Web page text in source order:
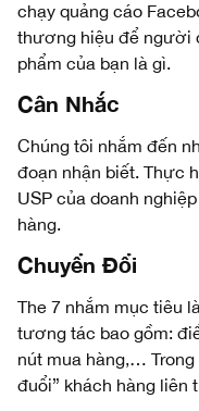
chạy quảng cáo
thương hiệu để người
phẩm của bạn là gì.
Cân Nhắc
Chúng tôi nhắm đến
đoạn nhận biết. Thực
USP của doanh
hàng.
Chuyển Đổi
The 7 nhắm mục tiêu
tương tác bao gồm:
nút mua hàng,… Trong
đuổi” khách hàng liên